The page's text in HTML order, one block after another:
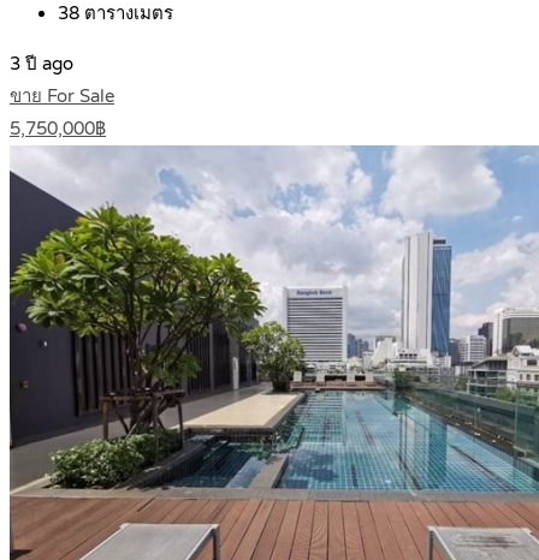
38 ตารางเมตร
3 ปี ago
ขาย For Sale
5,750,000฿